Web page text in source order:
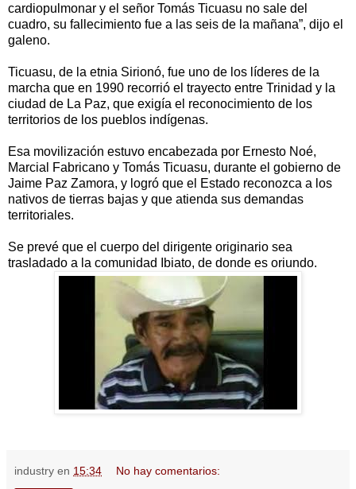
cardiopulmonar y el señor Tomás Ticuasu no sale del
cuadro, su fallecimiento fue a las seis de la mañana”, dijo el
galeno.
Ticuasu, de la etnia Sirionó, fue uno de los líderes de la
marcha que en 1990 recorrió el trayecto entre Trinidad y la
ciudad de La Paz, que exigía el reconocimiento de los
territorios de los pueblos indígenas.
Esa movilización estuvo encabezada por Ernesto Noé,
Marcial Fabricano y Tomás Ticuasu, durante el gobierno de
Jaime Paz Zamora, y logró que el Estado reconozca a los
nativos de tierras bajas y que atienda sus demandas
territoriales.
Se prevé que el cuerpo del dirigente originario sea
trasladado a la comunidad Ibiato, de donde es oriundo.
industry en 15:34 No hay comentarios: